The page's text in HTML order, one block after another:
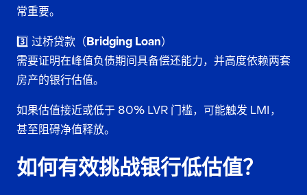
常重要。
3️⃣ 过桥贷款（Bridging Loan）
需要证明在峰值负债期间具备偿还能力，并高度依赖两套
房产的银行估值。
如果估值接近或低于 80% LVR 门槛，可能触发 LMI，
甚至阻碍净值释放。
如何有效挑战银行低估值？